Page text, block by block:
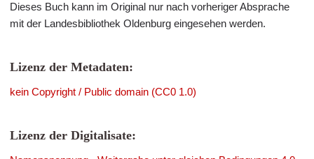
Dieses Buch kann im Original nur nach vorheriger Absprache
mit der Landesbibliothek Oldenburg eingesehen werden.
Lizenz der Metadaten:
kein Copyright / Public domain (CC0 1.0)
Lizenz der Digitalisate: